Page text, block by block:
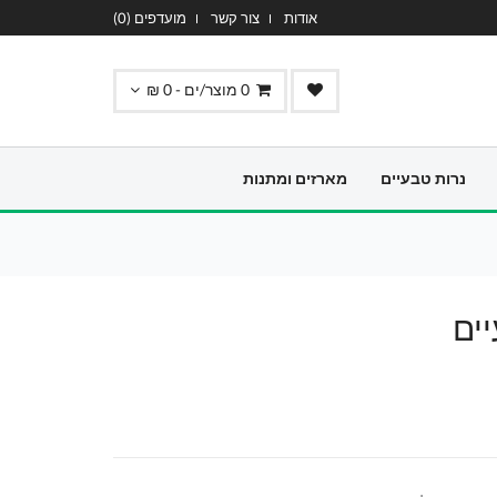
אודות צור קשר מועדפים (0
)
0 מוצר/ים -0
₪
נרות טבעיים מארזים ומתנות